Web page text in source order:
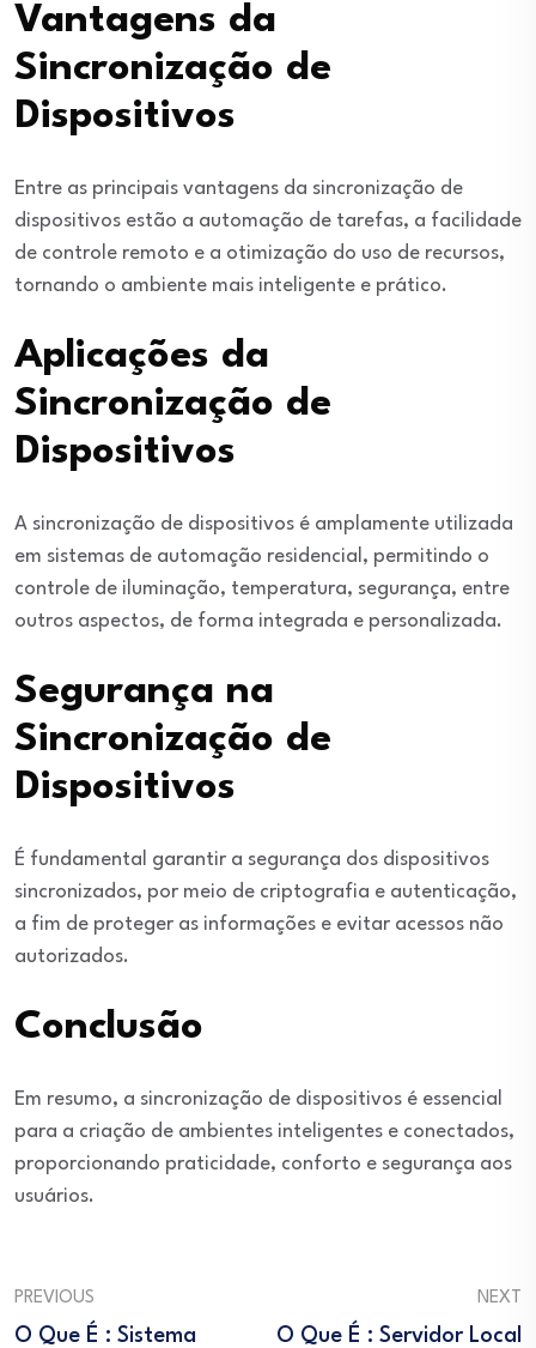
Vantagens da
Sincronização de
Dispositivos
Entre as principais vantagens da sincronização de
dispositivos estão a automação de tarefas, a facilidade
de controle remoto e a otimização do uso de recursos,
tornando o ambiente mais inteligente e prático.
Aplicações da
Sincronização de
Dispositivos
A sincronização de dispositivos é amplamente utilizada
em sistemas de automação residencial, permitindo o
controle de iluminação, temperatura, segurança, entre
outros aspectos, de forma integrada e personalizada.
Segurança na
Sincronização de
Dispositivos
É fundamental garantir a segurança dos dispositivos
sincronizados, por meio de criptografia e autenticação,
a fim de proteger as informações e evitar acessos não
autorizados.
Conclusão
Em resumo, a sincronização de dispositivos é essencial
para a criação de ambientes inteligentes e conectados,
proporcionando praticidade, conforto e segurança aos
usuários.
PREVIOUS
O Que É : Sistema
NEXT
O Que É : Servidor Local